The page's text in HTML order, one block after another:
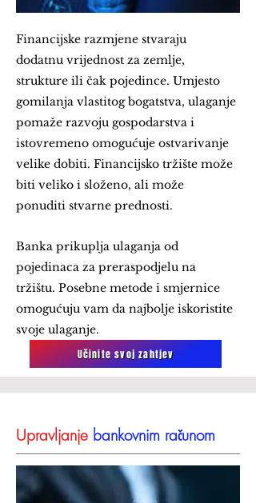
Financijske razmjene stvaraju
dodatnu vrijednost za zemlje,
strukture ili čak pojedince. Umjesto
gomilanja vlastitog bogatstva, ulaganje
pomaže razvoju gospodarstva i
istovremeno omogućuje ostvarivanje
velike dobiti. Financijsko tržište može
biti veliko i složeno, ali može
ponuditi stvarne prednosti.
Banka prikuplja ulaganja od
pojedinaca za preraspodjelu na
tržištu. Posebne metode i smjernice
omogućuju vam da najbolje iskoristite
svoje ulaganje.
Učinite svoj zahtjev
Upravljanje bankovnim računom